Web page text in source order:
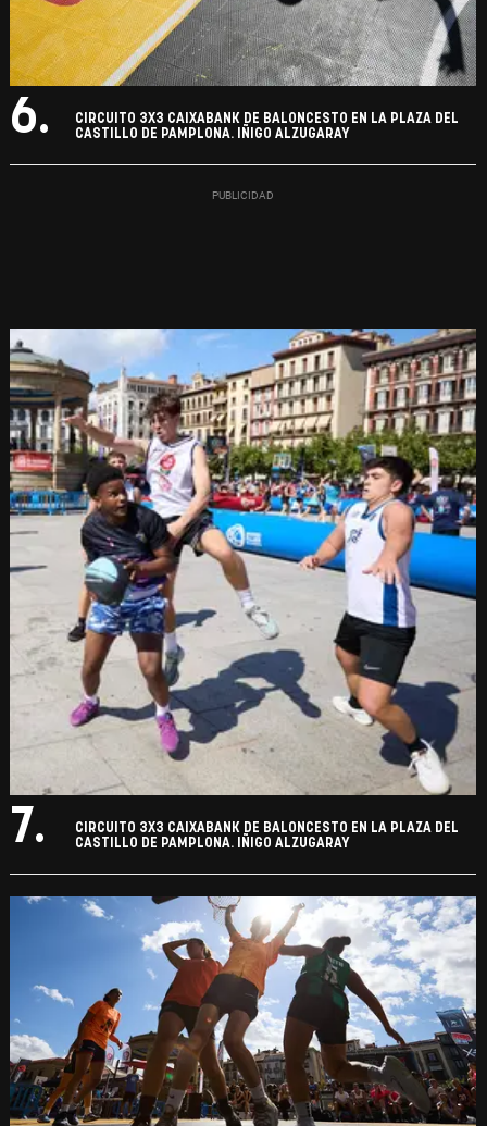
6.
CIRCUITO 3X3 CAIXABANK DE BALONCESTO EN LA PLAZA DEL
CASTILLO DE PAMPLONA. IÑIGO ALZUGARAY
7.
CIRCUITO 3X3 CAIXABANK DE BALONCESTO EN LA PLAZA DEL
CASTILLO DE PAMPLONA. IÑIGO ALZUGARAY